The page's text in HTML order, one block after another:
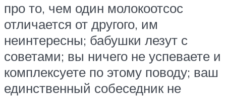
про то, чем один молокоотсос
отличается от другого, им
неинтересны; бабушки лезут с
советами; вы ничего не успеваете и
комплексуете по этому поводу; ваш
единственный собеседник не